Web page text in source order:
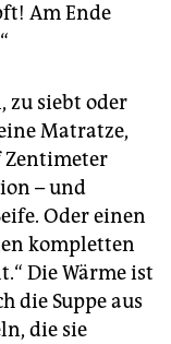
Am Ende
zu siebt oder
Matratze,
Zentimeter
– und
Oder einen
kompletten
Die Wärme ist
die Suppe aus
die sie